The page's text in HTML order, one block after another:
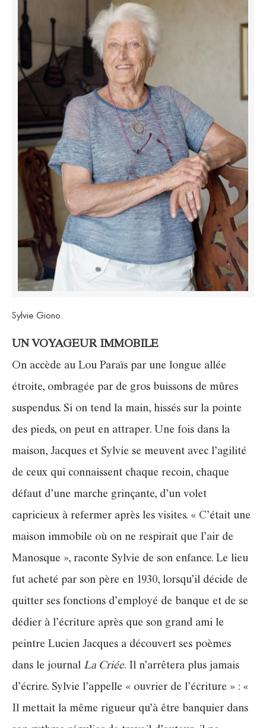
Sylvie Giono.
UN VOYAGEUR IMMOBILE
On accède au Lou Paraïs par une longue allée
étroite, ombragée par de gros buissons de mûres
suspendus. Si on tend la main, hissés sur la pointe
des pieds, on peut en attraper. Une fois dans la
maison, Jacques et Sylvie se meuvent avec l’agilité
de ceux qui connaissent chaque recoin, chaque
défaut d’une marche grinçante, d’un volet
capricieux à refermer après les visites. « C’était une
maison immobile où on ne respirait que l’air de
Manosque », raconte Sylvie de son enfance. Le lieu
fut acheté par son père en 1930, lorsqu’il décide de
quitter ses fonctions d’employé de banque et de se
dédier à l’écriture après que son grand ami le
peintre Lucien Jacques a découvert ses poèmes
dans le journal La Criée. Il n’arrêtera plus jamais
d’écrire. Sylvie l’appelle « ouvrier de l’écriture » : «
Il mettait la même rigueur qu’à être banquier dans